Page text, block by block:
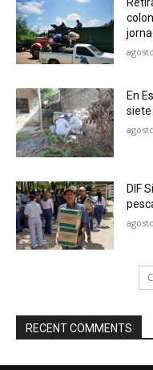
En
DIF
RECENT COMMENTS